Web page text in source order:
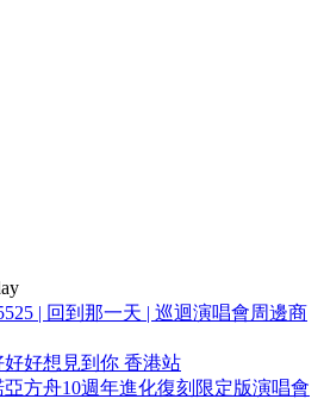
| 回到那一天 | 巡迴演唱會周邊商
好好想見到你 香港站
亞方舟10週年進化復刻限定版演唱會